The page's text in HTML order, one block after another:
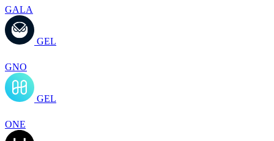
GALA
GEL
GNO
GEL
ONE